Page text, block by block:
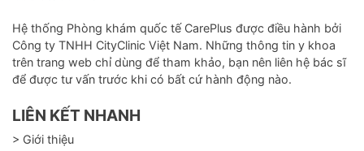
Hệ thống Phòng khám quốc tế CarePlus được điều hành bởi
Công ty TNHH CityClinic Việt Nam. Những thông tin y khoa
trên trang web chỉ dùng để tham khảo, bạn nên liên hệ bác sĩ
để được tư vấn trước khi có bất cứ hành động nào.
LIÊN KẾT NHANH
> Giới thiệu